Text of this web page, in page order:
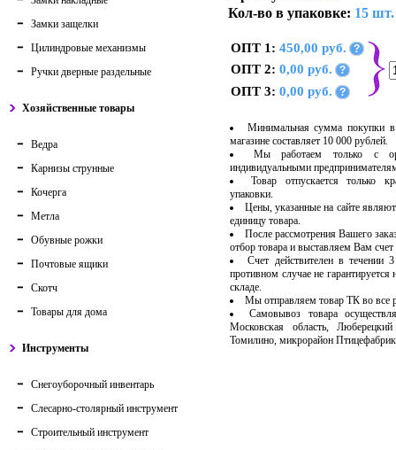
Замки защелки
Цилиндровые механизмы
Ручки дверные раздельные
Хозяйственные товары
Ведра
Карнизы струнные
Кочерга
Метла
Обувные рожки
Почтовые ящики
Скотч
Товары для дома
Инструменты
Снегоуборочный инвентарь
Слесарно-столярный инструмент
Строительный инструмент
Кол-во в упаковке: 15 шт.
ОПТ 1: 450,00 руб. ?
ОПТ 2: 0,00 руб. ?
ОПТ 3: 0,00 руб. ?
Минимальная сумма покупки
магазине составляет 10 000 рублей.
Мы работаем только с
индивидуальными
Товар отпускается только
упаковки.
Цены, указанные на сайте
единицу товара.
После рассмотрения Вашего
отбор товара и выставляем Вам счет
Счет действителен в течении
противном случае не гарантируется
складе.
Мы отправляем товар ТК во
Самовывоз товара
Московская область,
Томилино, микрорайон